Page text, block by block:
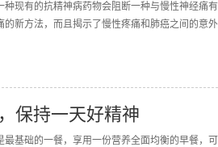
种现有的抗精神病药物会阻断一种与慢性神经痛
的新方法，而且揭示了慢性疼痛和肺癌之间的意
保持一天好精神
最基础的一餐，享用一份营养全面均衡的早餐，